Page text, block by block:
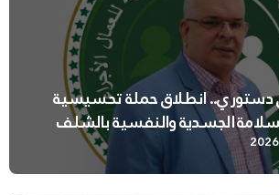
دستوري.. انطلاق حملة تحسيسية
الجسدية والنفسية بالشلف